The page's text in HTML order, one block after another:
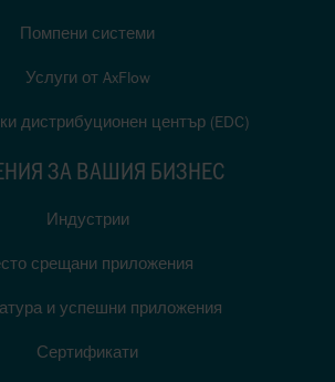
Помпени системи
Услуги от AxFlow
дистрибуционен център (EDC)
ЗА ВАШИЯ БИЗНЕС
Индустрии
срещани приложения
и успешни приложения
Сертификати